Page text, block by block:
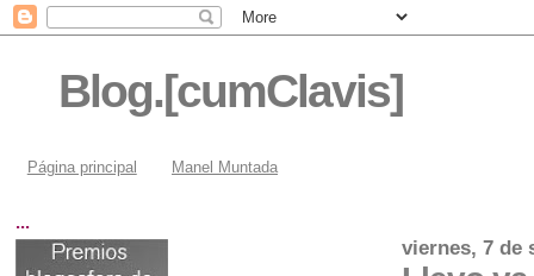
Blog.[cumClavis]
Página principal Manel Muntada
viernes, 7 de
...